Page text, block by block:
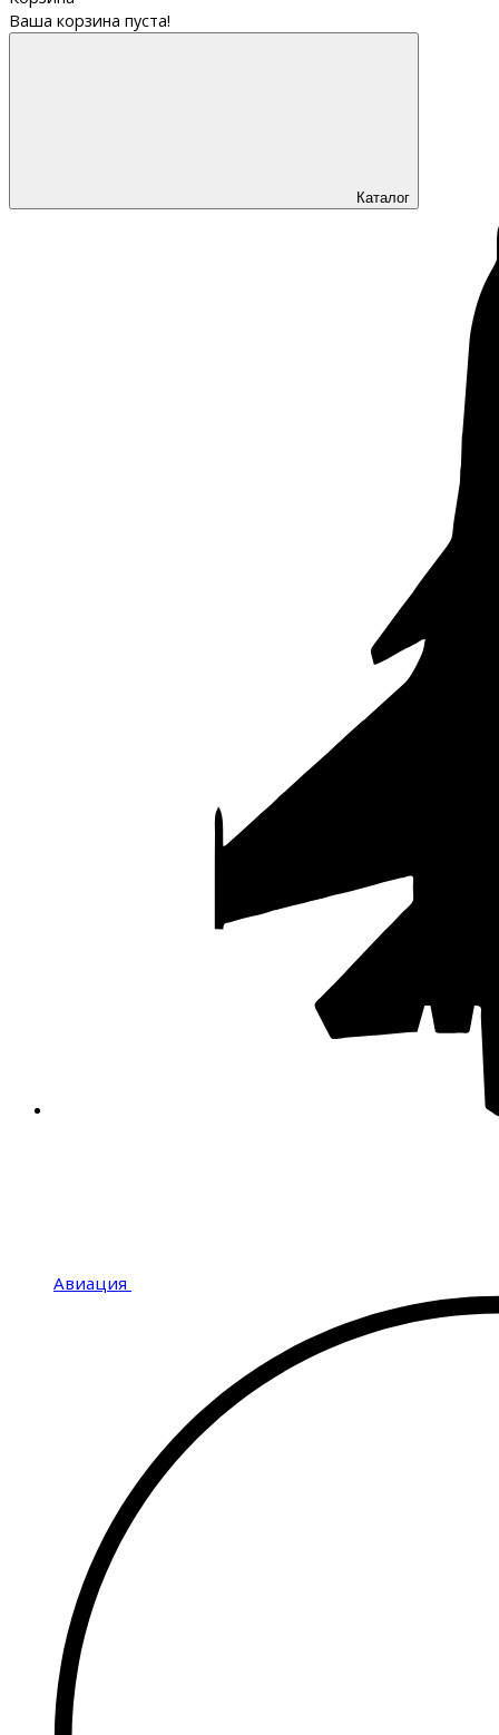
Ваша корзина пуста!
Каталог
Авиация